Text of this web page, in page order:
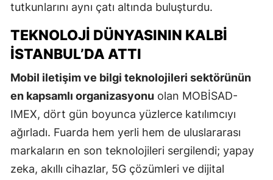
tutkunlarını aynı çatı altında buluşturdu.
TEKNOLOJI DÜNYASININ KALBI
İSTANBUL’DA ATTI
Mobil iletişim ve bilgi teknolojileri sektörünün
en kapsamlı organizasyonu olan MOBİSAD-
IMEX, dört gün boyunca yüzlerce katılımcıyı
ağırladı. Fuarda hem yerli hem de uluslararası
markaların en son teknolojileri sergilendi; yapay
zeka, akıllı cihazlar, 5G çözümleri ve dijital